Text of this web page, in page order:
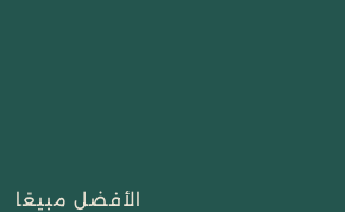
الأفضل مبيعًا